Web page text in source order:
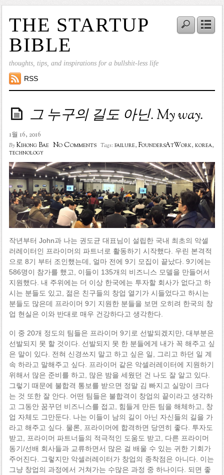
THE STARTUP
BIBLE
thoughts, tips, and inspirations for a bullshit-less life
RSS
그 누구의 길도 아닌. My way.
1월 16, 2016
ByKihong Bae No Comments Tags:failure, FoundersAtWork, korea,
technology
작년부터 John과 나는 권도균 대표님이 설립한 국내 최초의 악셀
러레이터인 프라이머의 파트너로 활동하기 시작했다. 우린 본격적
으로 8기 부터 조인했는데, 얼마 전에 9기 모집이 끝났다. 9기에는
586명이 참가를 했고, 이들이 135개의 비즈니스 모델을 만들어서
지원했다. 내 주위에는 더 이상 한국에는 투자할 회사가 없다고 하
시는 분들도 있고, 젊은 친구들의 창업 열기가 시들었다고 하시는
분들도 많은데 프라이머 9기 지원한 분들을 보면 오히려 한국의 창
업 현실은 이와 반대로 매우 건강하다고 생각한다.
이 중 20개 정도의 팀들은 프라이머 9기로 선발되겠지만, 대부분은
선발되지 못 할 것이다. 선발되지 못 한 분들에게 내가 꼭 해주고 싶
은 말이 있다. 전혀 신경쓰지 말고 하고 싶은 일, 그리고 하던 일 계
속 하라고 말해주고 싶다. 프라이머 같은 악셀러레이터에 지원하기
위해서 많은 준비를 하고, 많은 밤을 세웠던 건 나도 잘 알고 있다.
그렇기 때문에 불합격 통보를 받으면 정말 김 빠지고 실망이 크다
는 것 또한 잘 안다. 어떤 팀들은 불합격이 창업의 끝이라고 생각하
고 그동안 꿈꾸던 비즈니스를 접고, 힘들게 만든 팀을 해체하고, 창
업 자체도 그만둔다. 나는 이들이 남의 길이 아닌 자신들의 길을 가
라고 해주고 싶다. 물론, 프라이머에 합격하면 당연히 좋다. 투자도
받고, 프라이머 파트너들의 적극적인 도움도 받고, 다른 프라이머
동기/선배 회사들과 교류하면서 많은 걸 배울 수 있는 귀한 기회가
주어진다. 그렇지만 악셀러레이터가 창업의 종착점은 아니다. 이는
그냥 창업의 과정에서 거쳐가는 수많은 과정 중 하나이다. 되면 좋